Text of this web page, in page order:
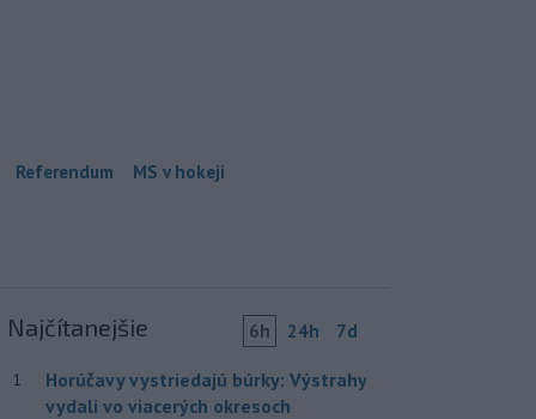
Referendum MS v hokeji
Najčítanejšie 6h 24h 7d
1
Horúčavy vystriedajú búrky: Výstrahy
vydali vo viacerých okresoch